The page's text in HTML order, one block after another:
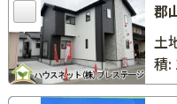
郡
土
積: